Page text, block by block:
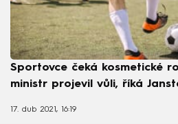
Sportovce čeká kosmetické
ministr projevil vůli, říká
17. dub 2021, 16:19